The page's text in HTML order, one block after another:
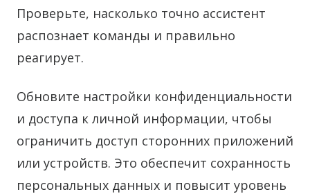
Проверьте, насколько точно ассистент
распознает команды и правильно
реагирует.
Обновите настройки конфиденциальности
и доступа к личной информации, чтобы
ограничить доступ сторонних приложений
или устройств. Это обеспечит сохранность
персональных данных и повысит уровень